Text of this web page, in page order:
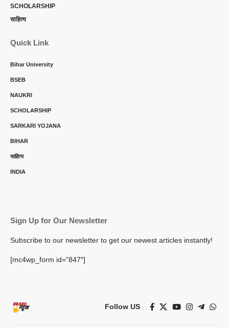
SCHOLARSHIP
साहित्य
Quick Link
Bihar University
BSEB
NAUKRI
SCHOLARSHIP
SARKARI YOJANA
BIHAR
साहित्य
INDIA
Sign Up for Our Newsletter
Subscribe to our newsletter to get our newest articles instantly!
[mc4wp_form id=”847″]
Follow US